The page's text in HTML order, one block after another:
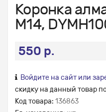
Коронка
М14,
550 р.
Войдите на сайт или
скидку на данный товар
Код товара: 136863